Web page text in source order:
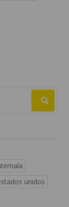
unidos